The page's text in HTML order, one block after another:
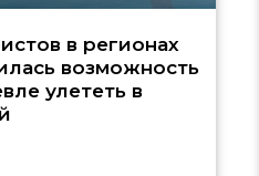
в регионах
возможность
улететь в